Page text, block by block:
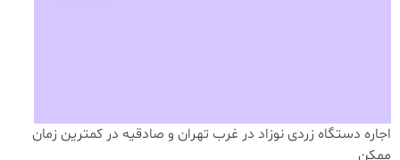
اجاره دستگاه زردی نوزاد در غرب تهران و صادقیه در کمترین زمان
ممکن